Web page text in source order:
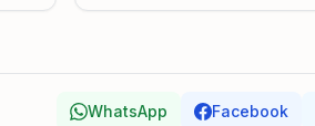
WhatsApp Facebook